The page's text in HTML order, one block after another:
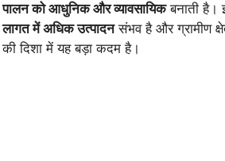
पालन को आधुनिक और व्यावसायिकबनाती है।
लागत में अधिक उत्पादनसंभव है और ग्रामीण
की दिशा में यह बड़ा कदम है।